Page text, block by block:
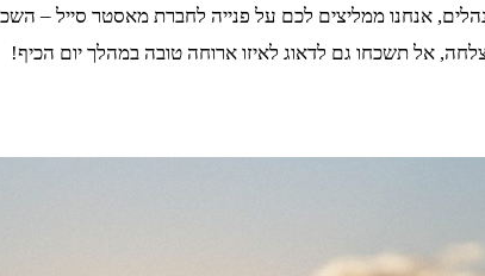
אנחנו ממליצים לכם על פנייה לחברת מאסטר סייל –
אל תשכחו גם לדאוג לאיזו ארוחה טובה במהלך יום הכיף!